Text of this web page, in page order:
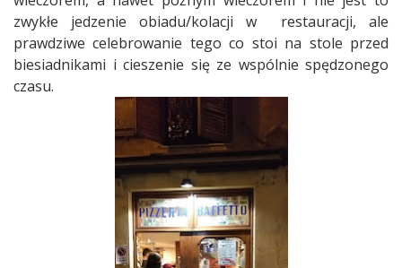
zwykłe jedzenie obiadu/kolacji w
restauracji, ale
prawdziwe celebrowanie tego co stoi na stole przed
biesiadnikami i cieszenie się ze wspólnie spędzonego
czasu.